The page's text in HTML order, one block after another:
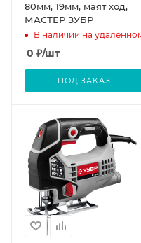
80мм, 19мм, маят ход,
МАСТЕР ЗУБР
В наличии на
0 ₽/шт
ПОД ЗАКАЗ